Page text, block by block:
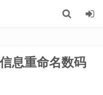
息重命名数码